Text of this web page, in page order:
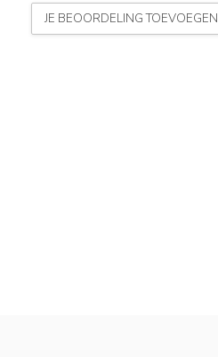
JE BEOORDELING TOEVOEGEN